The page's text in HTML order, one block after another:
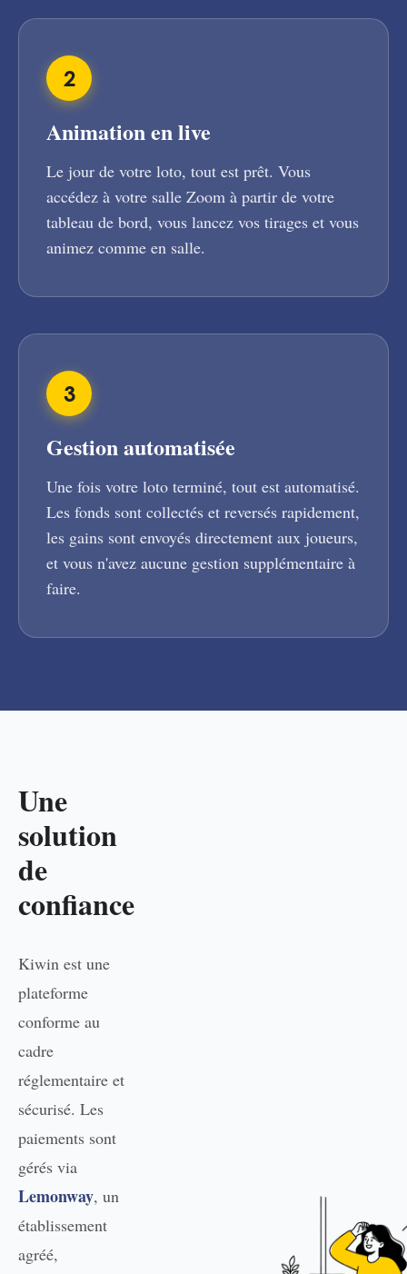
2
Animation en live
Le jour de votre loto, tout est prêt. Vous
accédez à votre salle Zoom à partir de votre
tableau de bord, vous lancez vos tirages et vous
animez comme en salle.
3
Gestion automatisée
Une fois votre loto terminé, tout est automatisé.
Les fonds sont collectés et reversés rapidement,
les gains sont envoyés directement aux joueurs,
et vous n'avez aucune gestion supplémentaire à
faire.
Une
solution
de
confiance
Kiwin est une
plateforme
conforme au
cadre
réglementaire et
sécurisé. Les
paiements sont
gérés via
Lemonway, un
établissement
agréé,